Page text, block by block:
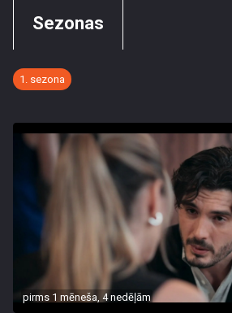
Sezonas
1. sezona
pirms 1 mēneša, 4 nedēļām